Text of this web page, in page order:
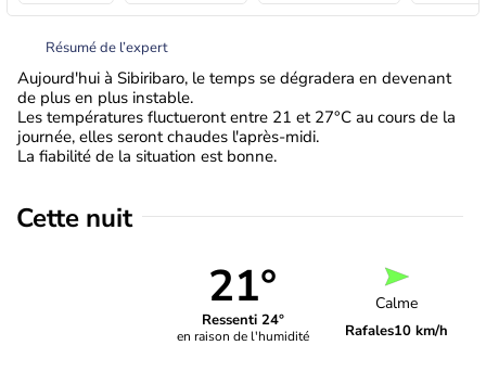
Résumé de l’expert
Aujourd'hui à Sibiribaro, le temps se dégradera en devenant
de plus en plus instable.
Les températures fluctueront entre 21 et 27°C au cours de la
journée, elles seront chaudes l'après-midi.
La fiabilité de la situation est bonne.
Cette nuit
21°
Ressenti 24°
en raison de l'humidité
Calme
Rafales10 km/h